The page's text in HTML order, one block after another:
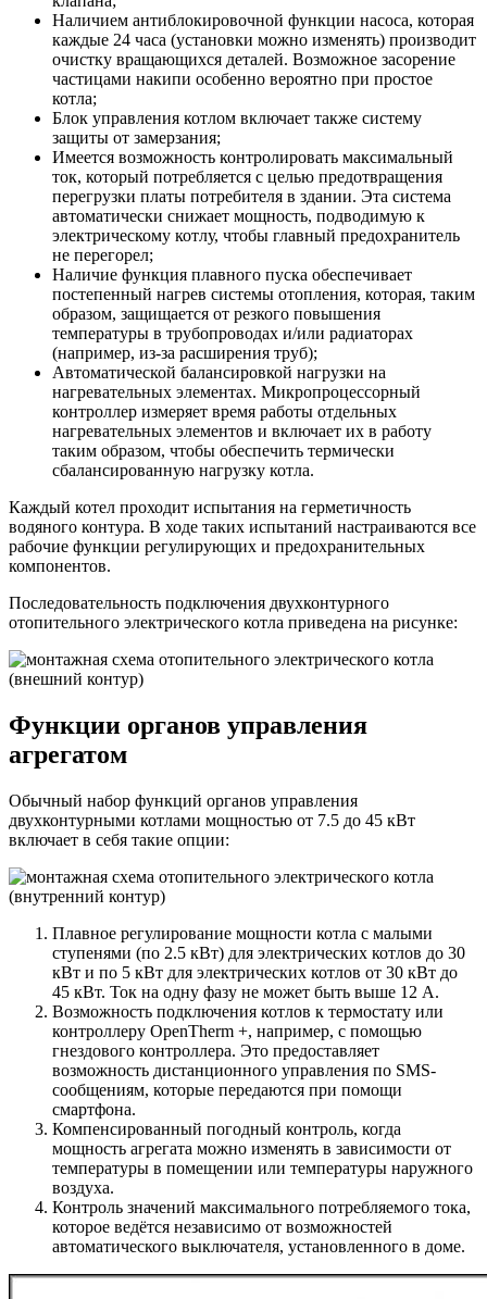
Наличием антиблокировочной функции насоса, которая
каждые 24 часа (установки можно изменять) производит
очистку вращающихся деталей. Возможное засорение
частицами накипи особенно вероятно при простое
котла;
Блок управления котлом включает также систему
защиты от замерзания;
Имеется возможность контролировать максимальный
ток, который потребляется с целью предотвращения
перегрузки платы потребителя в здании. Эта система
автоматически снижает мощность, подводимую к
электрическому котлу, чтобы главный предохранитель
не перегорел;
Наличие функция плавного пуска обеспечивает
постепенный нагрев системы отопления, которая, таким
образом, защищается от резкого повышения
температуры в трубопроводах и/или радиаторах
(например, из-за расширения труб);
Автоматической балансировкой нагрузки на
нагревательных элементах. Микропроцессорный
контроллер измеряет время работы отдельных
нагревательных элементов и включает их в работу
таким образом, чтобы обеспечить термически
сбалансированную нагрузку котла.
Каждый котел проходит испытания на герметичность
водяного контура. В ходе таких испытаний настраиваются все
рабочие функции регулирующих и предохранительных
компонентов.
Последовательность подключения двухконтурного
отопительного электрического котла приведена на рисунке:
Функции органов управления
агрегатом
Обычный набор функций органов управления
двухконтурными котлами мощностью от 7.5 до 45 кВт
включает в себя такие опции:
Плавное регулирование мощности котла с малыми
ступенями (по 2.5 кВт) для электрических котлов до 30
кВт и по 5 кВт для электрических котлов от 30 кВт до
45 кВт. Ток на одну фазу не может быть выше 12 А.
Возможность подключения котлов к термостату или
контроллеру OpenTherm +, например, с помощью
гнездового контроллера. Это предоставляет
возможность дистанционного управления по SMS-
сообщениям, которые передаются при помощи
смартфона.
Компенсированный погодный контроль, когда
мощность агрегата можно изменять в зависимости от
температуры в помещении или температуры наружного
воздуха.
Контроль значений максимального потребляемого тока,
которое ведётся независимо от возможностей
автоматического выключателя, установленного в доме.